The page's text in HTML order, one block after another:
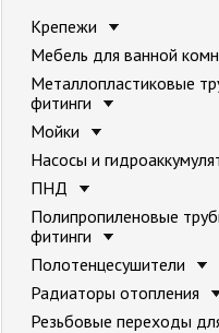
Крепежи
Мебель для ванной
Металлопластиковые
фитинги
Мойки
Насосы и
ПНД
Полипропиленовые
фитинги
Полотенцесушители
Радиаторы отопления
Резьбовые переходы